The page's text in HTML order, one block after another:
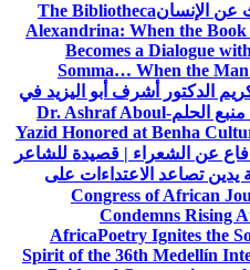
عن الإنسانThe Bibliotheca
Alexandrina: When the
Becomes a Dialogue
Somma… When the
الدكتور أشرف أبو اليزيد في
الحلمDr. Ashraf Aboul-
Yazid Honored at Benha
عن الشعراء | قصيدة للشاعر
يدين تصاعد الاعتداءات على
Congress of African
Condemns Rising
AfricaPoetry Ignites the
Spirit of the 36th Medellín